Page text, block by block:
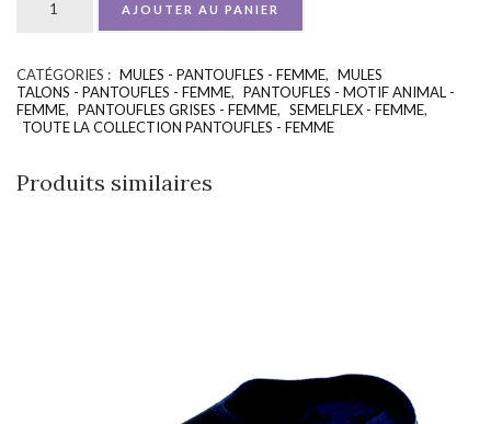
AJOUTER AU PANIER
CATÉGORIES : MULES - PANTOUFLES - FEMME, MULES
TALONS - PANTOUFLES - FEMME, PANTOUFLES - MOTIF ANIMAL -
FEMME, PANTOUFLES GRISES - FEMME, SEMELFLEX - FEMME,
TOUTE LA COLLECTION PANTOUFLES - FEMME
Produits similaires